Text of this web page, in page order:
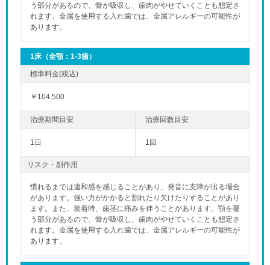
う部分があるので、骨が吸収し、歯肉がやせていくことも想定さ
れます。金属を使用する入れ歯では、金属アレルギーの可能性が
あります。
1床（全顎：1-3歯）
￥104,500
1日 1回
リスク・副作用
慣れるまでは違和感を感じることがあり、発音に支障が出る場合
があります。強い力がかかると割れたり欠けたりすることがあり
ます。また、装着時、歯茎に痛みを伴うことがあります。顎を覆
う部分があるので、骨が吸収し、歯肉がやせていくことも想定さ
れます。金属を使用する入れ歯では、金属アレルギーの可能性が
あります。